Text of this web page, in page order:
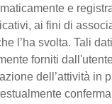
e
ai fini di
l’ha svolta. Tali
forniti
dell’attività in